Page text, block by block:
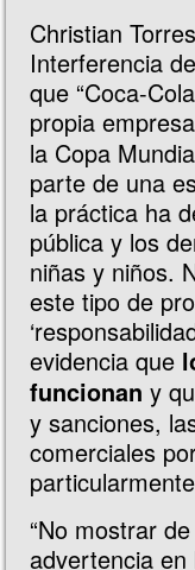
Christian
Interferencia
que “Coca-
propia
la Copa
parte de una
la práctica ha
pública y los
niñas y niños.
este tipo de
evidencia que
funcionan y
y sanciones,
comerciales
“No mostrar
advertencia